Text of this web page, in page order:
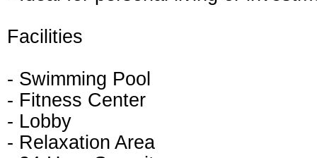
Facilities
- Swimming Pool
- Fitness Center
- Lobby
- Relaxation Area